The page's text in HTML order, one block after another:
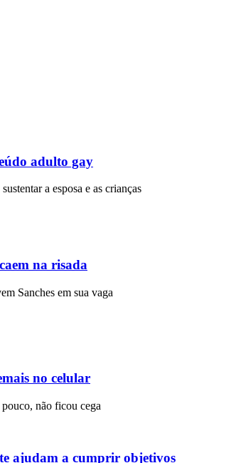
adulto gay
a esposa e as crianças
na risada
Sanches em sua vaga
no celular
não ficou cega
ajudam a cumprir objetivos